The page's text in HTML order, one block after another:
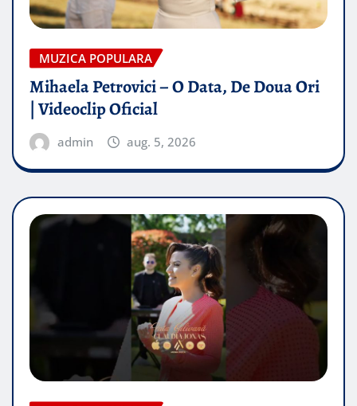
MUZICA POPULARA
Mihaela Petrovici – O Data, De Doua Ori
| Videoclip Oficial
admin aug. 5, 2026